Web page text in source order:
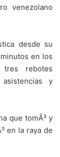
venezolano
desde su
en los
rebotes
y
que tomÃ³ y
en la raya de